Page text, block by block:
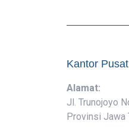
Kantor Pusat
Alamat:
Jl. Trunojoyo
Provinsi Jawa